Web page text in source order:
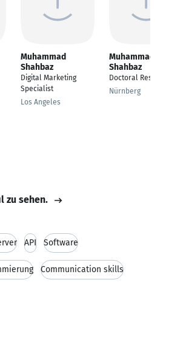
Muhammad
Shahbaz
Digital Marketing
Specialist
Los Angeles
Muhammad
Shahbaz
Doctoral Researcher
Nürnberg
zu sehen.
API Software
Communication skills